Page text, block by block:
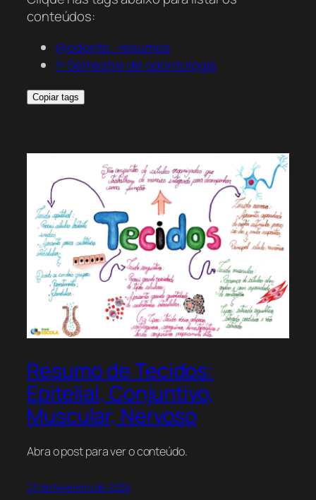
conteúdos:
@odonto_resumos
1º Semestre de odontologia
Copiar tags
Resumo de Tecidos:
Epitelial, Conjuntivo,
Muscular, Nervoso
Abra o post para ver o conteúdo.
23 de fevereiro de 2026